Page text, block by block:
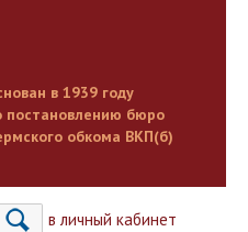
в 1939 году
постановлению бюро
обкома ВКП(б)
Вход в личный кабинет